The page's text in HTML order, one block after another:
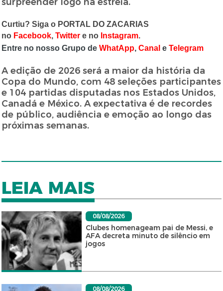
Curtiu? Siga o PORTAL DO ZACARIAS
no Facebook,Twitter e no Instagram.
Entre no nosso Grupo deWhatApp,Canal eTelegram
A edição de 2026 será a maior da história da
Copa do Mundo, com 48 seleções participantes
e 104 partidas disputadas nos Estados Unidos,
Canadá e México. A expectativa é de recordes
de público, audiência e emoção ao longo das
próximas semanas.
LEIA MAIS
08/08/2026
Clubes homenageam pai de Messi, e
AFA decreta minuto de silêncio em
jogos
08/08/2026